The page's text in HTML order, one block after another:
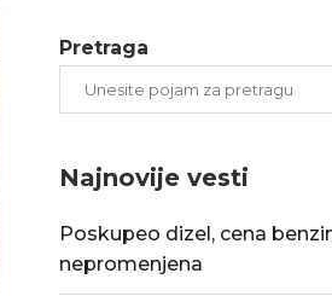
Pretraga
Najnovije vesti
Poskupeo dizel, cena
nepromenjena